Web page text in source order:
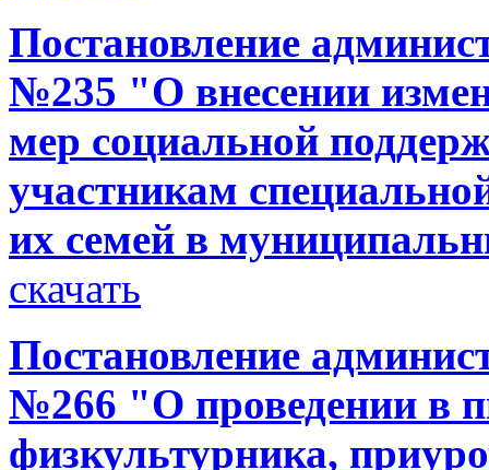
Постановление
№235 "О внесении
мер социальной
участникам
их семей в
скачать
Постановление
№266 "О проведении в
физкультурника,